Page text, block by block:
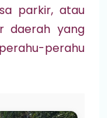
parkir, atau
daerah yang
perahu